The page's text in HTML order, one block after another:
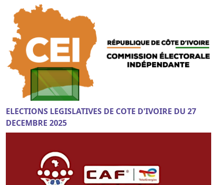
ELECTIONS LEGISLATIVES DE COTE D'IVOIRE DU 27
DECEMBRE 2025